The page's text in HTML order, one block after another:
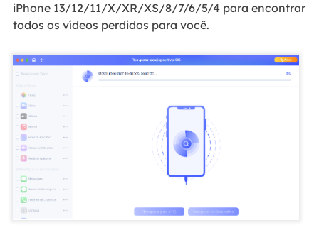
iPhone 13/12/11/X/XR/XS/8/7/6/5/4 para encontrar
todos os vídeos perdidos para você.